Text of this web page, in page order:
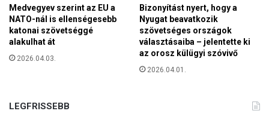
t
t
e
e
e
Medvegyev szerint az EU a
NATO-nál is ellenségesebb
katonai szövetséggé
alakulhat át
2026.04.03.
Bizonyítást nyert, hogy a
Nyugat beavatkozik
szövetséges országok
választásaiba – jelentette ki
az orosz külügyi szóvivő
2026.04.01.
LEGFRISSEBB